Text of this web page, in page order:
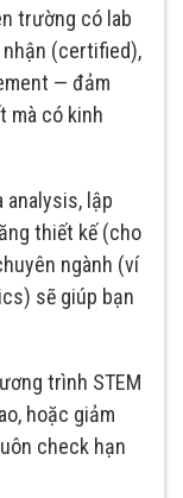
trường có lab
(certified),
— đảm
mà có kinh
analysis, lập
thiết kế (cho
ngành (ví
sẽ giúp bạn
trình STEM
hoặc giảm
check hạn